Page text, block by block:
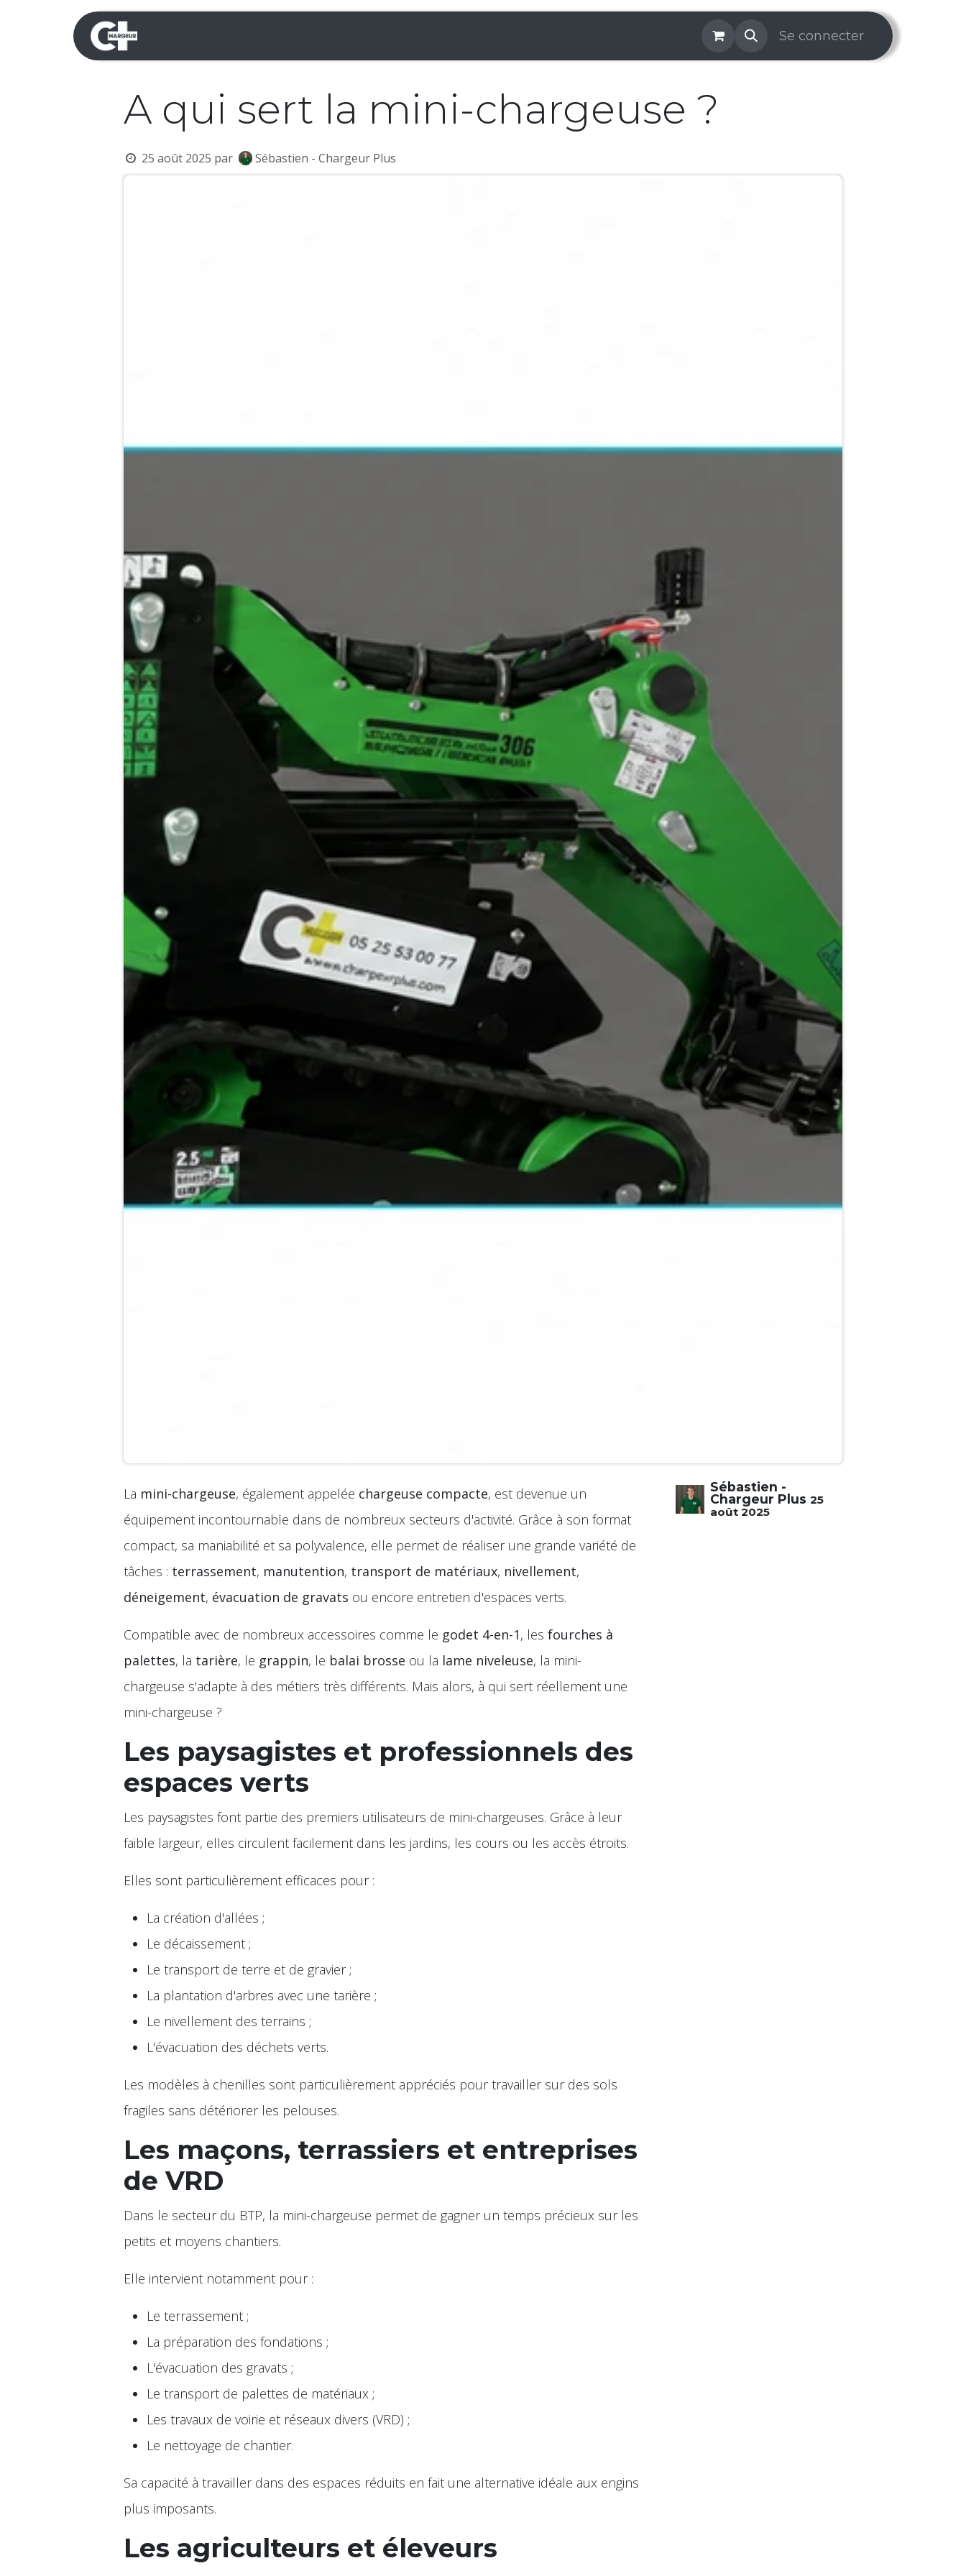
Se rendre au contenu
Infos & Services Galerie Aide Prise de rendez-
Se connecter
A qui sert la mini-chargeuse ?
25 août 2025 par Sébastien - Chargeur Plus
La mini-chargeuse, également appelée chargeuse compacte, est devenue un
équipement incontournable dans de nombreux secteurs d'activité. Grâce à son format
compact, sa maniabilité et sa polyvalence, elle permet de réaliser une grande variété de
tâches : terrassement, manutention, transport de matériaux, nivellement,
déneigement, évacuation de gravats ou encore entretien d'espaces verts.
Compatible avec de nombreux accessoires comme le godet 4-en-1, les fourches à
palettes, la tarière, le grappin, le balai brosse ou la lame niveleuse, la mini-
chargeuse s'adapte à des métiers très différents. Mais alors, à qui sert réellement une
mini-chargeuse ?
Les paysagistes et professionnels des
espaces verts
Les paysagistes font partie des premiers utilisateurs de mini-chargeuses. Grâce à leur
faible largeur, elles circulent facilement dans les jardins, les cours ou les accès étroits.
Elles sont particulièrement efficaces pour :
La création d'allées ;
Le décaissement ;
Le transport de terre et de gravier ;
La plantation d'arbres avec une tarière ;
Le nivellement des terrains ;
L'évacuation des déchets verts.
Les modèles à chenilles sont particulièrement appréciés pour travailler sur des sols
fragiles sans détériorer les pelouses.
Les maçons, terrassiers et entreprises
de VRD
Dans le secteur du BTP, la mini-chargeuse permet de gagner un temps précieux sur les
petits et moyens chantiers.
Elle intervient notamment pour :
Le terrassement ;
La préparation des fondations ;
L'évacuation des gravats ;
Le transport de palettes de matériaux ;
Les travaux de voirie et réseaux divers (VRD) ;
Le nettoyage de chantier.
Sa capacité à travailler dans des espaces réduits en fait une alternative idéale aux engins
plus imposants.
Les agriculteurs et éleveurs
Sébastien -
Chargeur Plus 25
août 2025